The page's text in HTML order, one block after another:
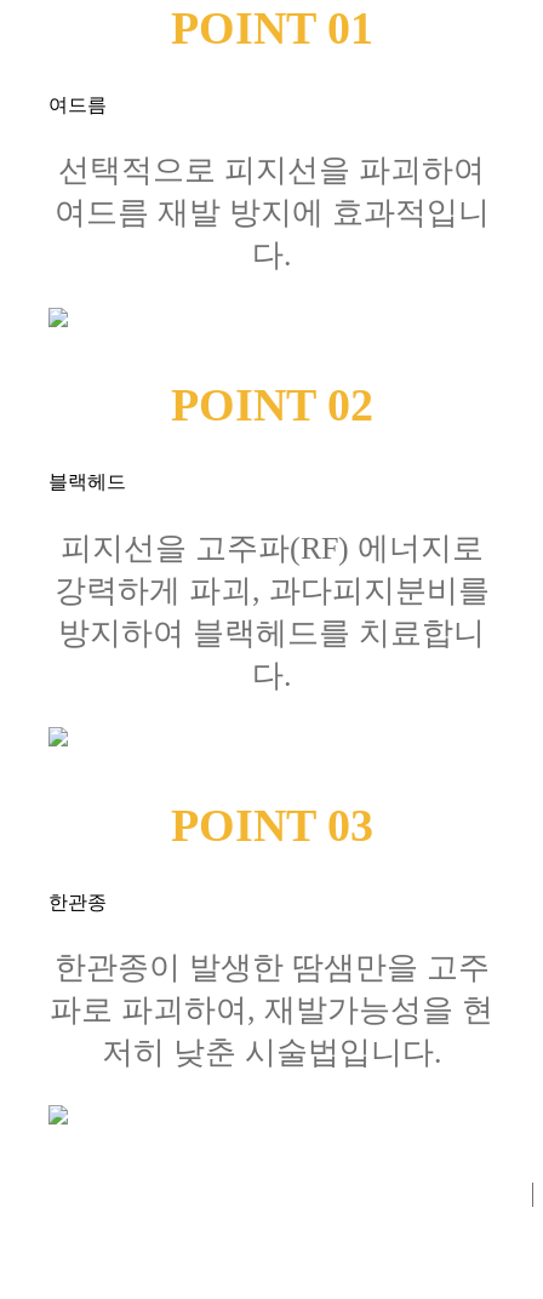
POINT 01
여드름
선택적으로 피지선을 파괴하여
여드름 재발 방지에 효과적입니
다.
POINT 02
블랙헤드
피지선을 고주파(RF) 에너지로
강력하게 파괴, 과다피지분비를
방지하여 블랙헤드를 치료합니
다.
POINT 03
한관종
한관종이 발생한 땀샘만을 고주
파로 파괴하여, 재발가능성을 현
저히 낮춘 시술법입니다.